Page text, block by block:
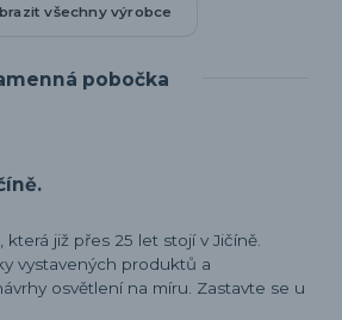
všechny výrobce
pobočka
již přes 25 let stojí v Jičíně.
vystavených produktů a
osvětlení na míru. Zastavte se u